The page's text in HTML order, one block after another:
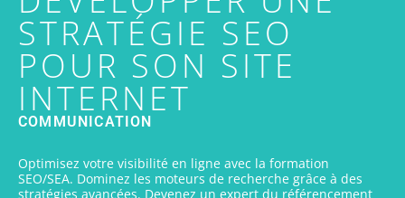
STRATÉGIE SEO
POUR SON SITE
INTERNET
COMMUNICATION
Optimisez votre visibilité en ligne avec la formation
SEO/SEA. Dominez les moteurs de recherche grâce à des
stratégies avancées. Devenez un expert du référencement